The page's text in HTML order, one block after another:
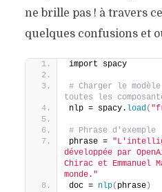
ne brille pas ! à travers
quelques confusions et
import spacy
# Charger le
toutes les
nlp = spacy. load(
# Phrase d'exemple
phrase =
développée par
Chirac et Emmanuel
monde."
doc = nlp( phrase)